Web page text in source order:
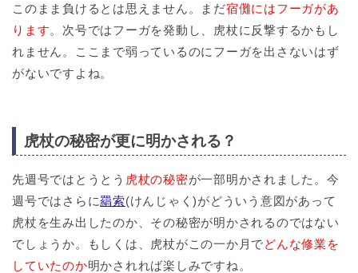
このまま負けるとは思えません。まだ宿儺にはフーガがあ
ります。次号ではフーガを発動し、虎杖に反撃するかもし
れません。ここまで弱っているのにフーガを出さないはず
がないですよね。
虎杖の秘密が更に明かされる？
先週号ではとうとう 虎杖の秘密が一部明かされました。今
週号ではさらに羂索(けんじゃく)がどういう意図があって
虎杖を生み出したのか、その秘密が明かされるのではない
でしょうか。もしくは、虎杖がこの一か月でどんな修業を
していたのか明かされれば楽しみですね。